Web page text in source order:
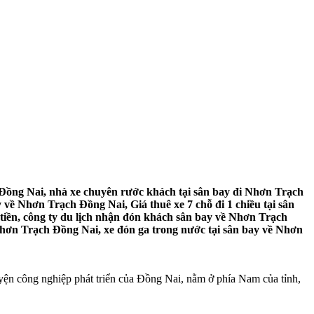
Nai, nhà xe chuyên rước khách tại sân bay đi Nhơn Trạch
Nhơn Trạch Đồng Nai, Giá thuê xe 7 chỗ đi 1 chiều tại sân
công ty du lịch nhận đón khách sân bay về Nhơn Trạch
Trạch Đồng Nai, xe đón ga trong nước tại sân bay về Nhơn
công nghiệp phát triển của Đồng Nai, nằm ở phía Nam của tỉnh,